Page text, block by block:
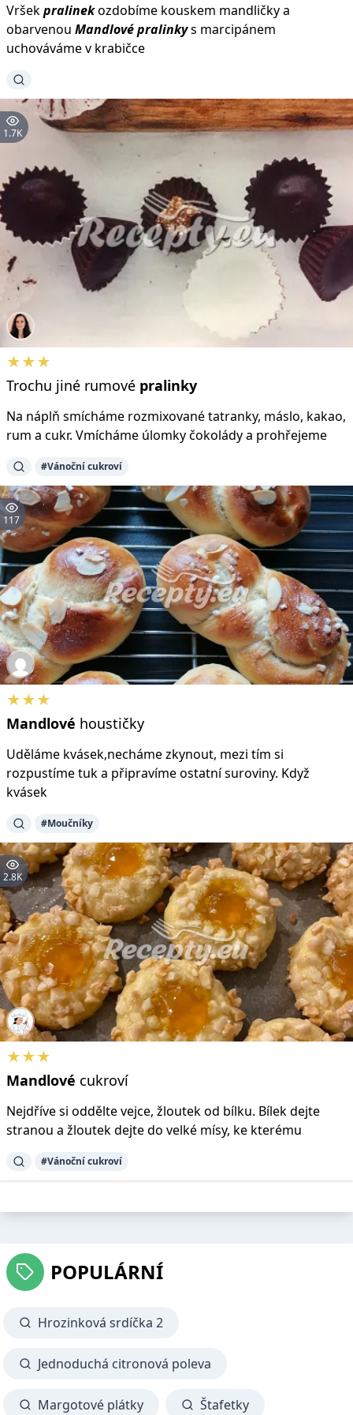
Vršekpralinekozdobíme kouskem mandličky a
obarvenou Mandlovépralinkys marcipánem
uchováváme v krabičce
1.7K
★★★
Trochu jiné rumové pralinky
Na náplň smícháme rozmixované tatranky, máslo, kakao,
rum a cukr. Vmícháme úlomky čokolády a prohřejeme
#Vánoční cukroví
117
★★★
Mandlové houstičky
Uděláme kvásek,necháme zkynout, mezi tím si
rozpustíme tuk a připravíme ostatní suroviny. Když
kvásek
#Moučníky
2.8K
★★★
Mandlové cukroví
Nejdříve si oddělte vejce, žloutek od bílku. Bílek dejte
stranou a žloutek dejte do velké mísy, ke kterému
#Vánoční cukroví
POPULÁRNÍ
Hrozinková srdíčka 2
Jednoduchá citronová poleva
Margotové plátky Štafetky